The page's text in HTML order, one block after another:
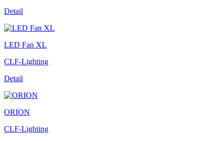
Detail
LED Fan XL
CLF-Lighting
Detail
ORION
CLF-Lighting